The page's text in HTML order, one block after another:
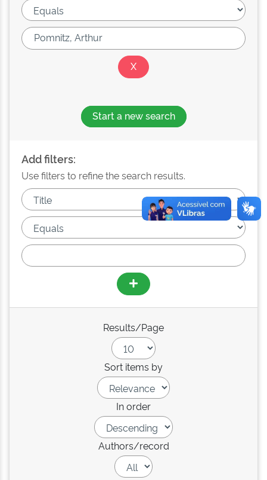
Start a new search
Add filters:
Use filters to refine the search results.
Results/Page
Sort items by
In order
Authors/record